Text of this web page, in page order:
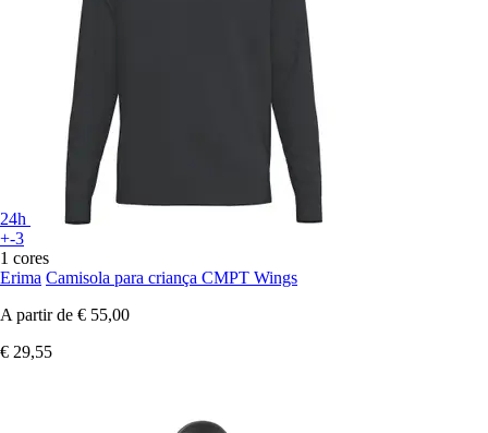
24h
+-3
1 cores
Erima Camisola para criança CMPT Wings
A partir de € 55,00
€ 29,55